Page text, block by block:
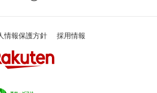
情報保護方針 採用情報